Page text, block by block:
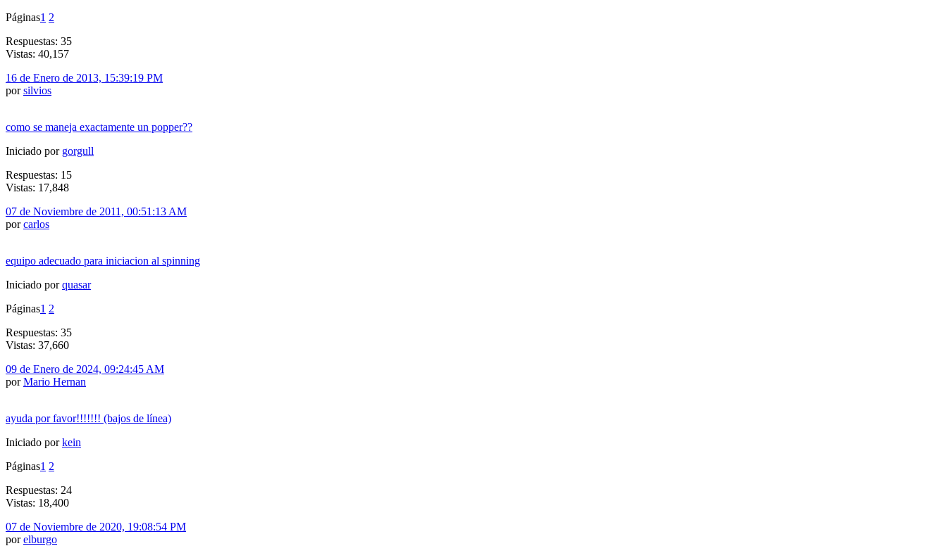
Páginas1 2
Respuestas: 35
Vistas: 40,157
16 de Enero de 2013, 15:39:19 PM
porsilvios
como se maneja exactamente un popper??
Iniciado por gorgull
Respuestas: 15
Vistas: 17,848
07 de Noviembre de 2011, 00:51:13 AM
porcarlos
equipo adecuado para iniciacion al spinning
Iniciado porquasar
Páginas1 2
Respuestas: 35
Vistas: 37,660
09 de Enero de 2024, 09:24:45 AM
porMario Hernan
ayuda por favor!!!!!!! (bajos de línea)
Iniciado porkein
Páginas1 2
Respuestas: 24
Vistas: 18,400
07 de Noviembre de 2020, 19:08:54 PM
porelburgo